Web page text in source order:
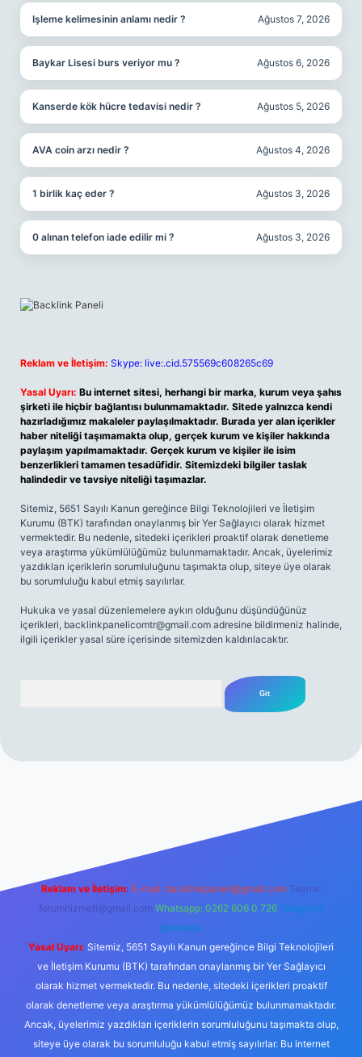
Işleme kelimesinin anlamı nedir ? Ağustos 7, 2026
Baykar Lisesi burs veriyor mu ? Ağustos 6, 2026
Kanserde kök hücre tedavisi nedir ? Ağustos 5, 2026
AVA coin arzı nedir ? Ağustos 4, 2026
1 birlik kaç eder ? Ağustos 3, 2026
0 alınan telefon iade edilir mi ? Ağustos 3, 2026
Reklam ve İletişim: Skype: live:.cid.575569c608265c69
Yasal Uyarı: Bu internet sitesi, herhangi bir marka, kurum veya şahıs
şirketi ile hiçbir bağlantısı bulunmamaktadır. Sitede yalnızca kendi
hazırladığımız makaleler paylaşılmaktadır. Burada yer alan içerikler
haber niteliği taşımamakta olup, gerçek kurum ve kişiler hakkında
paylaşım yapılmamaktadır. Gerçek kurum ve kişiler ile isim
benzerlikleri tamamen tesadüfidir. Sitemizdeki bilgiler taslak
halindedir ve tavsiye niteliği taşımazlar.
Sitemiz, 5651 Sayılı Kanun gereğince Bilgi Teknolojileri ve İletişim
Kurumu (BTK) tarafından onaylanmış bir Yer Sağlayıcı olarak hizmet
vermektedir. Bu nedenle, sitedeki içerikleri proaktif olarak denetleme
veya araştırma yükümlülüğümüz bulunmamaktadır. Ancak, üyelerimiz
yazdıkları içeriklerin sorumluluğunu taşımakta olup, siteye üye olarak
bu sorumluluğu kabul etmiş sayılırlar.
Hukuka ve yasal düzenlemelere aykırı olduğunu düşündüğünüz
içerikleri, backlinkpanelicomtr@gmail.com adresine bildirmeniz halinde,
ilgili içerikler yasal süre içerisinde sitemizden kaldırılacaktır.
Reklam ve İletişim: E-mail: backlinkpaneli@gmail.com Teams:
forumhizmeti@gmail.com Whatsapp: 0262 606 0 726 Telegram:
@karabul
Yasal Uyarı: Sitemiz, 5651 Sayılı Kanun gereğince Bilgi Teknolojileri
ve İletişim Kurumu (BTK) tarafından onaylanmış bir Yer Sağlayıcı
olarak hizmet vermektedir. Bu nedenle, sitedeki içerikleri proaktif
olarak denetleme veya araştırma yükümlülüğümüz bulunmamaktadır.
Ancak, üyelerimiz yazdıkları içeriklerin sorumluluğunu taşımakta olup,
siteye üye olarak bu sorumluluğu kabul etmiş sayılırlar. Bu internet